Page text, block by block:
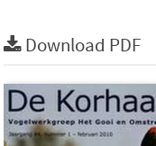
Download PDF